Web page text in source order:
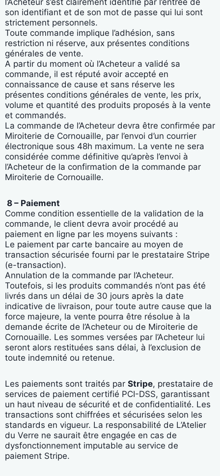
son identifiant et de son mot de passe qui lui sont
strictement personnels.
Toute commande implique l’adhésion, sans
restriction ni réserve, aux présentes conditions
générales de vente.
A partir du moment où l’Acheteur a validé sa
commande, il est réputé avoir accepté en
connaissance de cause et sans réserve les
présentes conditions générales de vente, les prix,
volume et quantité des produits proposés à la vente
et commandés.
La commande de l’Acheteur devra être confirmée par
Miroiterie de Cornouaille, par l’envoi d’un courrier
électronique sous 48h maximum. La vente ne sera
considérée comme définitive qu’après l’envoi à
l’Acheteur de la confirmation de la commande par
Miroiterie de Cornouaille.
8 – Paiement
Comme condition essentielle de la validation de la
commande, le client devra avoir procédé au
paiement en ligne par les moyens suivants :
Le paiement par carte bancaire au moyen de
transaction sécurisée fourni par le prestataire Stripe
(e-transaction).
Annulation de la commande par l’Acheteur.
Toutefois, si les produits commandés n’ont pas été
livrés dans un délai de 30 jours après la date
indicative de livraison, pour toute autre cause que la
force majeure, la vente pourra être résolue à la
demande écrite de l’Acheteur ou de Miroiterie de
Cornouaille. Les sommes versées par l’Acheteur lui
seront alors restituées sans délai, à l’exclusion de
toute indemnité ou retenue.
Les paiements sont traités par Stripe, prestataire de
services de paiement certifié PCI-DSS, garantissant
un haut niveau de sécurité et de confidentialité. Les
transactions sont chiffrées et sécurisées selon les
standards en vigueur. La responsabilité de L’Atelier
du Verre ne saurait être engagée en cas de
dysfonctionnement imputable au service de
paiement Stripe.